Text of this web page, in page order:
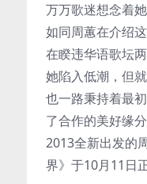
万万歌迷想念着
如同周蕙在介绍
在睽违华语歌坛
她陷入低潮，但
也一路秉持着最
了合作的美好缘分
2013全新出发的
界》于10月11日